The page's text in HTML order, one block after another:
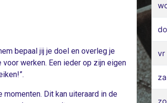
bepaal jij je doel en overleg je
werken. Een ieder op zijn eigen
Dit kan uiteraard in de
do
vr
za